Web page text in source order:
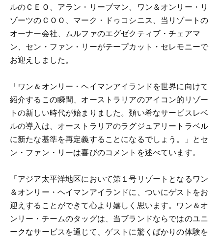
ルのＣＥＯ、アラン・リーブマン、ワン＆オンリー・リ
ゾーツのＣＯＯ、マーク・ドゥコシニス、当リゾートの
オーナー会社、ムルファのエグゼクティブ・チェアマ
ン、セン・ファン・リーがテープカット・セレモニーで
お迎えしました。
「ワン＆オンリー・ヘイマンアイランドを世界に向けて
紹介するこの瞬間、オーストラリアのアイコン的リゾー
トの新しい時代が始まりました。類い希なサービスレベ
ルの導入は、オーストラリアのラグジュアリートラベル
に新たな基準を再定義することになるでしょう。」とセ
ン・ファン・リーは喜びのコメントを述べています。
「アジア太平洋地区において第１号リゾートとなるワン
＆オンリー・ヘイマンアイランドに、ついにゲストをお
迎えすることができて心より嬉しく思います。ワン＆オ
ンリー・チームのタッグは、当ブランドならではのユニ
ークなサービスを通じて、ゲストに驚くばかりの体験を